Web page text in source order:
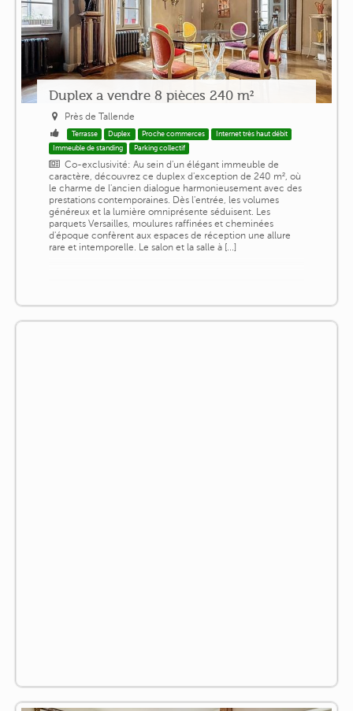
Duplex a vendre 8 pièces 240 m²
Près de Tallende
Terrasse Duplex Proche commerces
Internet très haut débit
Immeuble de standing
Parking collectif
Co-exclusivité: Au sein d'un élégant immeuble de
caractère, découvrez ce duplex d'exception de 240 m², où
le charme de l'ancien dialogue harmonieusement avec des
prestations contemporaines. Dès l'entrée, les volumes
généreux et la lumière omniprésente séduisent. Les
parquets Versailles, moulures raffinées et cheminées
d'époque confèrent aux espaces de réception une allure
rare et intemporelle. Le salon et la salle à [...]